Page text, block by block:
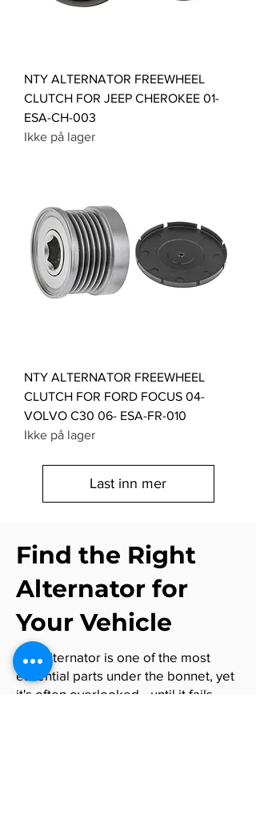
NTY ALTERNATOR FREEWHEEL
CLUTCH FOR JEEP CHEROKEE 01-
ESA-CH-003
Ikke på lager
NTY ALTERNATOR FREEWHEEL
CLUTCH FOR FORD FOCUS 04-
VOLVO C30 06- ESA-FR-010
Ikke på lager
Last inn mer
Find the Right
Alternator for
Your Vehicle
The alternator is one of the most
essential parts under the bonnet, yet
it's often overlooked—until it fails.